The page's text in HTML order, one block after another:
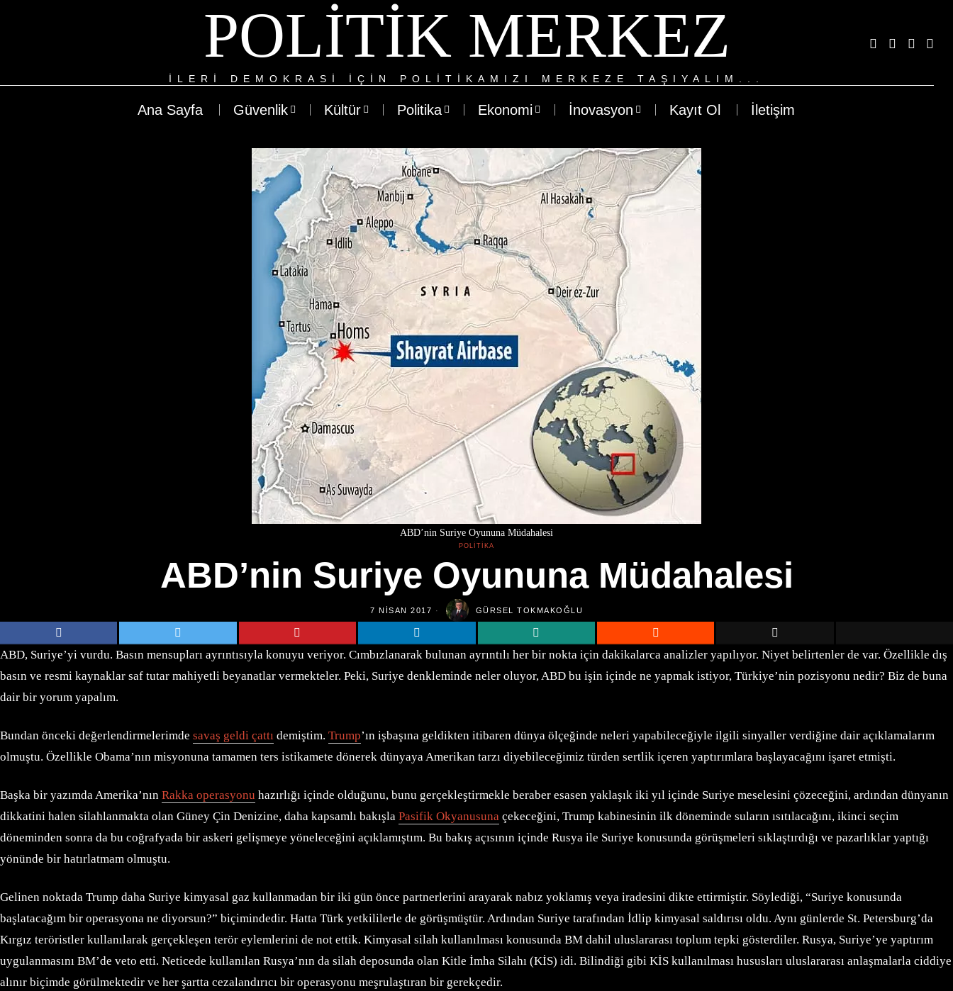
POLITIK MERKEZ
ILERI DEMOKRASI IÇIN POLITIKAMIZI MERKEZE TAŞIYALIM...
Ana Sayfa Güvenlik Kültür Politika Ekonomi İnovasyon Kayıt Ol İletişim
ABD’nin Suriye Oyununa Müdahalesi
POLITIKA
ABD’nin Suriye Oyununa Müdahalesi
7 NISAN 2017 GÜRSEL TOKMAKOĞLU
ABD, Suriye’yi vurdu. Basın mensupları ayrıntısıyla konuyu veriyor. Cımbızlanarak bulunan ayrıntılı her bir nokta için dakikalarca analizler yapılıyor. Niyet belirtenler de var. Özellikle dış
basın ve resmi kaynaklar saf tutar mahiyetli beyanatlar vermekteler. Peki, Suriye denkleminde neler oluyor, ABD bu işin içinde ne yapmak istiyor, Türkiye’nin pozisyonu nedir? Biz de buna
dair bir yorum yapalım.
Bundan önceki değerlendirmelerimde savaş geldi çattı demiştim. Trump’ın işbaşına geldikten itibaren dünya ölçeğinde neleri yapabileceğiyle ilgili sinyaller verdiğine dair açıklamalarım
olmuştu. Özellikle Obama’nın misyonuna tamamen ters istikamete dönerek dünyaya Amerikan tarzı diyebileceğimiz türden sertlik içeren yaptırımlara başlayacağını işaret etmişti.
Başka bir yazımda Amerika’nın Rakka operasyonu hazırlığı içinde olduğunu, bunu gerçekleştirmekle beraber esasen yaklaşık iki yıl içinde Suriye meselesini çözeceğini, ardından dünyanın
dikkatini halen silahlanmakta olan Güney Çin Denizine, daha kapsamlı bakışla Pasifik Okyanusuna çekeceğini, Trump kabinesinin ilk döneminde suların ısıtılacağını, ikinci seçim
döneminden sonra da bu coğrafyada bir askeri gelişmeye yöneleceğini açıklamıştım. Bu bakış açısının içinde Rusya ile Suriye konusunda görüşmeleri sıklaştırdığı ve pazarlıklar yaptığı
yönünde bir hatırlatmam olmuştu.
Gelinen noktada Trump daha Suriye kimyasal gaz kullanmadan bir iki gün önce partnerlerini arayarak nabız yoklamış veya iradesini dikte ettirmiştir. Söylediği, “Suriye konusunda
başlatacağım bir operasyona ne diyorsun?” biçimindedir. Hatta Türk yetkililerle de görüşmüştür. Ardından Suriye tarafından İdlip kimyasal saldırısı oldu. Aynı günlerde St. Petersburg’da
Kırgız teröristler kullanılarak gerçekleşen terör eylemlerini de not ettik. Kimyasal silah kullanılması konusunda BM dahil uluslararası toplum tepki gösterdiler. Rusya, Suriye’ye yaptırım
uygulanmasını BM’de veto etti. Neticede kullanılan Rusya’nın da silah deposunda olan Kitle İmha Silahı (KİS) idi. Bilindiği gibi KİS kullanılması hususları uluslararası anlaşmalarla ciddiye
alınır biçimde görülmektedir ve her şartta cezalandırıcı bir operasyonu meşrulaştıran bir gerekçedir.